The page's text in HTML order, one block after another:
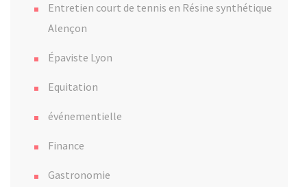
Entretien court de tennis en Résine synthétique
Alençon
Épaviste Lyon
Equitation
événementielle
Finance
Gastronomie